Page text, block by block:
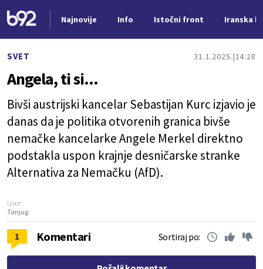
Najnovije Info Istočni front Iranska
SVET 31.1.2025. 14:28
Angela, ti si...
Bivši austrijski kancelar Sebastijan Kurc izjavio je
danas da je politika otvorenih granica bivše
nemačke kancelarke Angele Merkel direktno
podstakla uspon krajnje desničarske stranke
Alternativa za Nemačku (AfD).
Izvor:
Tanjug
1 Komentari Sortiraj po: